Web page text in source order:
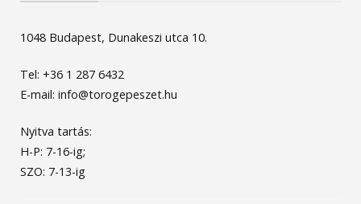
1048 Budapest, Dunakeszi utca 10.
Tel: +36 1 287 6432
E-mail: info@torogepeszet.hu
Nyitva tartás:
H-P: 7-16-ig;
SZO: 7-13-ig